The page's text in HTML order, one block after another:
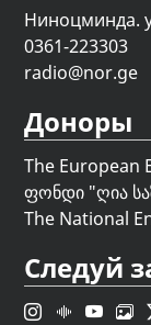
Ниноцминда.
0361-223303
radio@nor.ge
Доноры
The European
ფონდი "ღია
The National
Следуй